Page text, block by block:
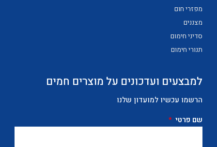
מפזרי חום
מצננים
סדיני חימום
תנורי חימום
למבצעים ועדכונים על מוצרים חמים
הרשמו עכשיו למועדון שלנו
שם פרטי